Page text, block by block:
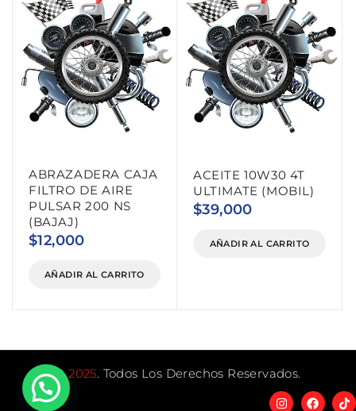
ABRAZADERA CAJA
FILTRO DE AIRE
PULSAR 200 NS
(BAJAJ)
$12,000
AÑADIR AL CARRITO
ACEITE 10W30 4T
ULTIMATE (MOBIL)
$39,000
AÑADIR AL CARRITO
©2025. Todos Los Derechos Reservados.